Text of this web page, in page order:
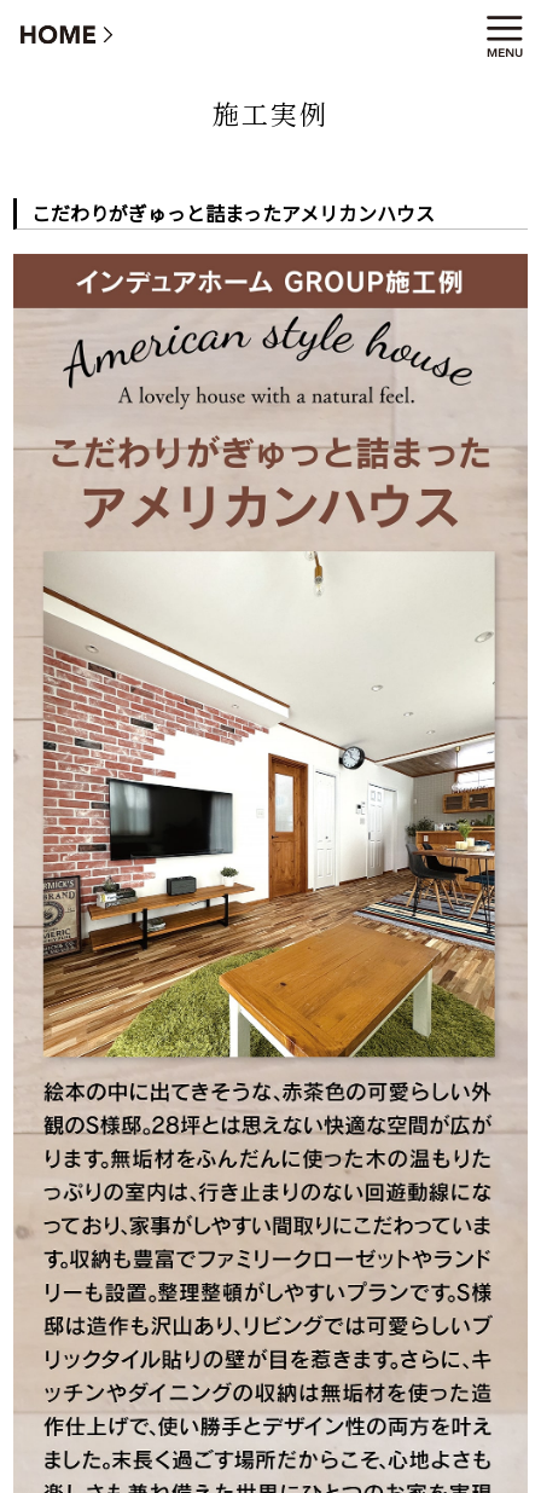
こだわりがぎゅっと詰まったアメリカンハウス
施工実例
こだわりがぎゅっと詰まったアメリカンハウス